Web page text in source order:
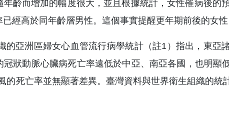
齡而增加的幅度很大，並且根據統計，女性罹病後的
經高於同年齡層男性。這個事實提醒更年期前後的女
的亞洲區婦女心血管流行病學統計（註1）指出，東亞
冠狀動脈心臟病死亡率遠低於中亞、南亞各國，也明顯
的死亡率並無顯著差異。臺灣資料與世界衛生組織的統